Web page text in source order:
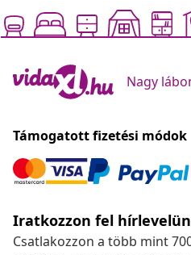
Nagy
Támogatott fizetési módok
Iratkozzon fel
Csatlakozzon a több mint